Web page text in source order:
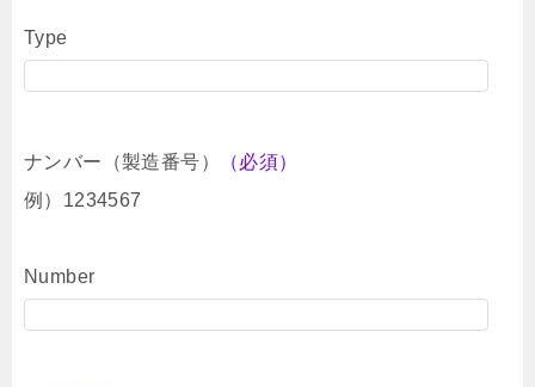
Type
ナンバー（製造番号）
（必須）
例）1234567
Number